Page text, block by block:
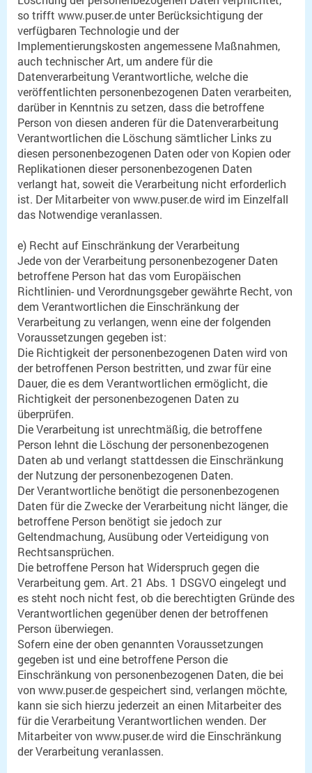
so trifft www.puser.de unter Berücksichtigung der
verfügbaren Technologie und der
Implementierungskosten angemessene Maßnahmen,
auch technischer Art, um andere für die
Datenverarbeitung Verantwortliche, welche die
veröffentlichten personenbezogenen Daten verarbeiten,
darüber in Kenntnis zu setzen, dass die betroffene
Person von diesen anderen für die Datenverarbeitung
Verantwortlichen die Löschung sämtlicher Links zu
diesen personenbezogenen Daten oder von Kopien oder
Replikationen dieser personenbezogenen Daten
verlangt hat, soweit die Verarbeitung nicht erforderlich
ist. Der Mitarbeiter von www.puser.de wird im Einzelfall
das Notwendige veranlassen.
e) Recht auf Einschränkung der Verarbeitung
Jede von der Verarbeitung personenbezogener Daten
betroffene Person hat das vom Europäischen
Richtlinien- und Verordnungsgeber gewährte Recht, von
dem Verantwortlichen die Einschränkung der
Verarbeitung zu verlangen, wenn eine der folgenden
Voraussetzungen gegeben ist:
Die Richtigkeit der personenbezogenen Daten wird von
der betroffenen Person bestritten, und zwar für eine
Dauer, die es dem Verantwortlichen ermöglicht, die
Richtigkeit der personenbezogenen Daten zu
überprüfen.
Die Verarbeitung ist unrechtmäßig, die betroffene
Person lehnt die Löschung der personenbezogenen
Daten ab und verlangt stattdessen die Einschränkung
der Nutzung der personenbezogenen Daten.
Der Verantwortliche benötigt die personenbezogenen
Daten für die Zwecke der Verarbeitung nicht länger, die
betroffene Person benötigt sie jedoch zur
Geltendmachung, Ausübung oder Verteidigung von
Rechtsansprüchen.
Die betroffene Person hat Widerspruch gegen die
Verarbeitung gem. Art. 21 Abs. 1 DSGVO eingelegt und
es steht noch nicht fest, ob die berechtigten Gründe des
Verantwortlichen gegenüber denen der betroffenen
Person überwiegen.
Sofern eine der oben genannten Voraussetzungen
gegeben ist und eine betroffene Person die
Einschränkung von personenbezogenen Daten, die bei
von www.puser.de gespeichert sind, verlangen möchte,
kann sie sich hierzu jederzeit an einen Mitarbeiter des
für die Verarbeitung Verantwortlichen wenden. Der
Mitarbeiter von www.puser.de wird die Einschränkung
der Verarbeitung veranlassen.